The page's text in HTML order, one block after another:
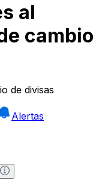
al
cambio
de divisas
Alertas